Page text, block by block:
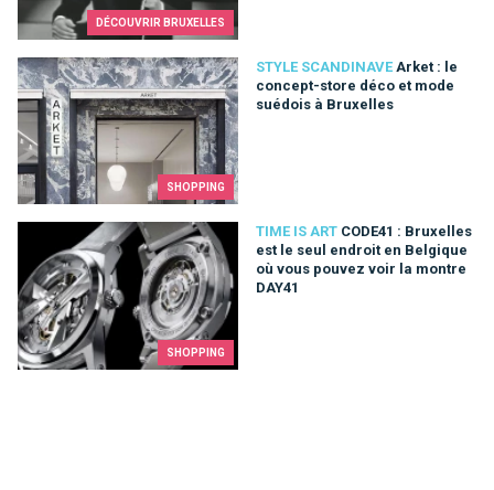
DÉCOUVRIR BRUXELLES
SHOPPING
STYLE SCANDINAVE Arket : le
concept-store déco et mode
suédois à Bruxelles
Arket : le concept-store déco et mode suédois à Bruxelles
SHOPPING
TIME IS ART CODE41 : Bruxelles
est le seul endroit en Belgique
où vous pouvez voir la montre
DAY41
CODE41 : Bruxelles est le seul endroit en Belgique où vous